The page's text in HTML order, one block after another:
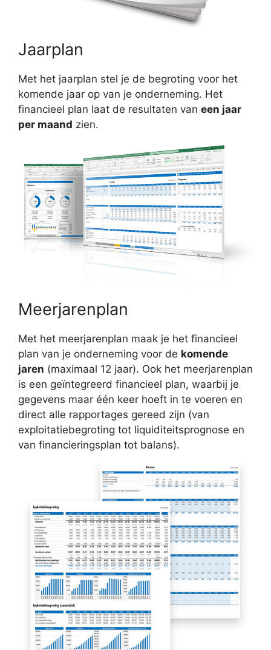
Jaarplan
Met het jaarplan stel je de begroting voor het
komende jaar op van je onderneming. Het
financieel plan laat de resultaten van een jaar
per maand zien.
Meerjarenplan
Met het meerjarenplan maak je het financieel
plan van je onderneming voor de komende
jaren (maximaal 12 jaar). Ook het meerjarenplan
is een geïntegreerd financieel plan, waarbij je
gegevens maar één keer hoeft in te voeren en
direct alle rapportages gereed zijn (van
exploitatiebegroting tot liquiditeitsprognose en
van financieringsplan tot balans).